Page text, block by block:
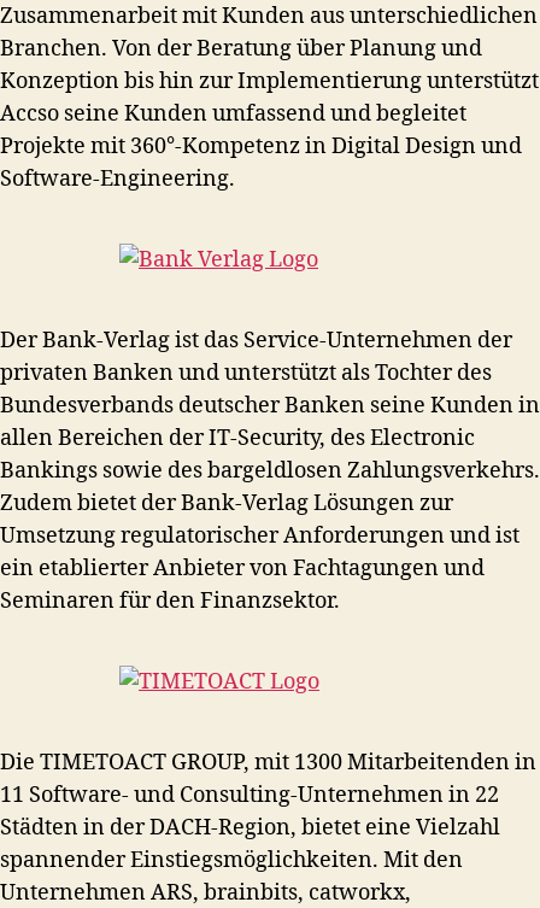
Zusammenarbeit mit Kunden aus unterschiedlichen
Branchen. Von der Beratung über Planung und
Konzeption bis hin zur Implementierung unterstützt
Accso seine Kunden umfassend und begleitet
Projekte mit 360°-Kompetenz in Digital Design und
Software-Engineering.
Der Bank-Verlag ist das Service-Unternehmen der
privaten Banken und unterstützt als Tochter des
Bundesverbands deutscher Banken seine Kunden in
allen Bereichen der IT-Security, des Electronic
Bankings sowie des bargeldlosen Zahlungsverkehrs.
Zudem bietet der Bank-Verlag Lösungen zur
Umsetzung regulatorischer Anforderungen und ist
ein etablierter Anbieter von Fachtagungen und
Seminaren für den Finanzsektor.
Die TIMETOACT GROUP, mit 1300 Mitarbeitenden in
11 Software- und Consulting-Unternehmen in 22
Städten in der DACH-Region, bietet eine Vielzahl
spannender Einstiegsmöglichkeiten. Mit den
Unternehmen ARS, brainbits, catworkx,